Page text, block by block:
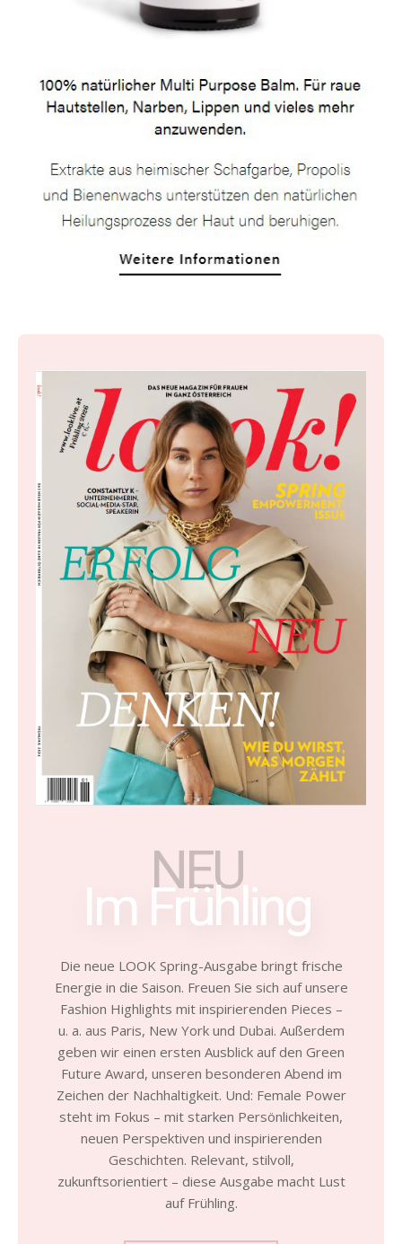
NEU
Im Frühling
Die neue LOOK Spring-Ausgabe bringt frische
Energie in die Saison. Freuen Sie sich auf unsere
Fashion Highlights mit inspirierenden Pieces –
u. a. aus Paris, New York und Dubai. Außerdem
geben wir einen ersten Ausblick auf den Green
Future Award, unseren besonderen Abend im
Zeichen der Nachhaltigkeit. Und: Female Power
steht im Fokus – mit starken Persönlichkeiten,
neuen Perspektiven und inspirierenden
Geschichten. Relevant, stilvoll,
zukunftsorientiert – diese Ausgabe macht Lust
auf Frühling.